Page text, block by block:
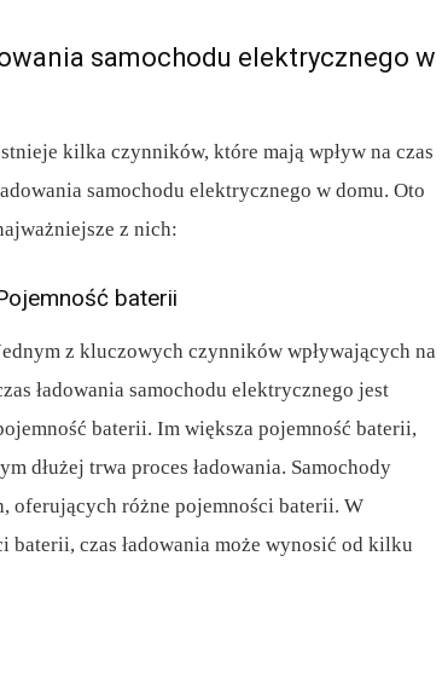
samochodu elektrycznego w
kilka czynników, które mają wpływ na czas
samochodu elektrycznego w domu. Oto
z nich:
baterii
z kluczowych czynników wpływających na
ładowania samochodu elektrycznego jest
baterii. Im większa pojemność baterii,
dłużej trwa proces ładowania. Samochody
oferujących różne pojemności baterii. W
baterii, czas ładowania może wynosić od kilku